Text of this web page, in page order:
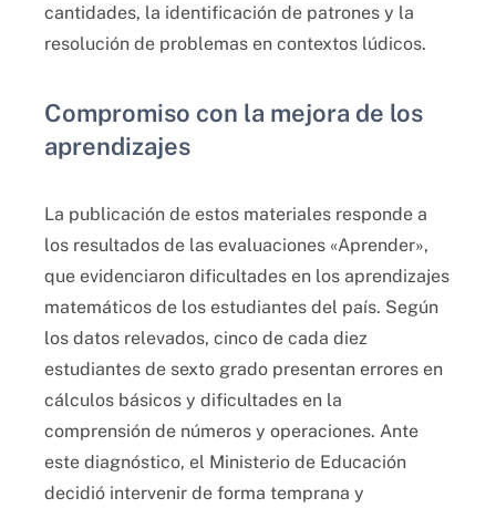
cantidades, la identificación de patrones y la
resolución de problemas en contextos lúdicos.
Compromiso con la mejora de los
aprendizajes
La publicación de estos materiales responde a
los resultados de las evaluaciones «Aprender»,
que evidenciaron dificultades en los aprendizajes
matemáticos de los estudiantes del país. Según
los datos relevados, cinco de cada diez
estudiantes de sexto grado presentan errores en
cálculos básicos y dificultades en la
comprensión de números y operaciones. Ante
este diagnóstico, el Ministerio de Educación
decidió intervenir de forma temprana y